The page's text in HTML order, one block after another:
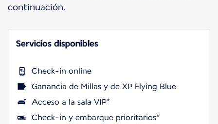
continuación.
Servicios disponibles
Check-in online
Ganancia de Millas y de XP Flying Blue
Acceso a la sala VIP*
Check-in y embarque prioritarios*